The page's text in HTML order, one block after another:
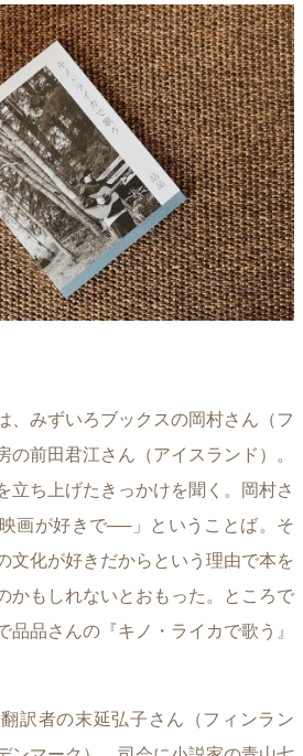
、みずいろブックスの岡村さん（フ
の前田君江さん（アイスランド）。
立ち上げたきっかけを聞く。岡村さ
画が好きで──」ということば。そ
文化が好きだからという理由で本を
かもしれないとおもった。ところで
品品さんの『キノ・ライカで歌う』
訳者の末延弘子さん（フィンラン